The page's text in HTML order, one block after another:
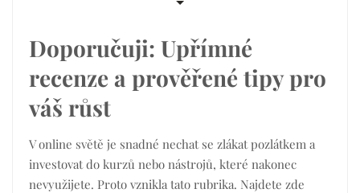
Doporučuji: Upřímné
recenze a prověřené tipy pro
váš růst
V online světě je snadné nechat se zlákat pozlátkem a
investovat do kurzů nebo nástrojů, které nakonec
nevyužijete. Proto vznikla tato rubrika. Najdete zde